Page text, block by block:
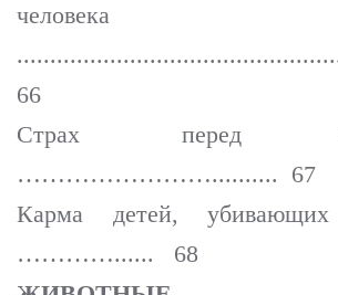
человека
66
Страх перед
…………………….......... 67
Карма детей, убивающих
…………...... 68